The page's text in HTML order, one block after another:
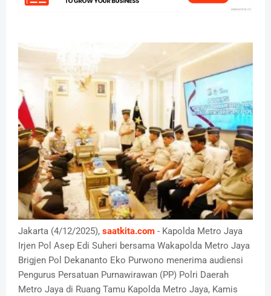
Jakarta (4/12/2025), saatkita.com - Kapolda Metro Jaya
Irjen Pol Asep Edi Suheri bersama Wakapolda Metro Jaya
Brigjen Pol Dekananto Eko Purwono menerima audiensi
Pengurus Persatuan Purnawirawan (PP) Polri Daerah
Metro Jaya di Ruang Tamu Kapolda Metro Jaya, Kamis